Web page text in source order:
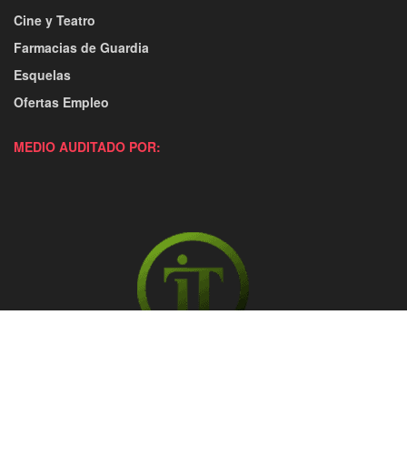
Cine y Teatro
Farmacias de Guardia
Esquelas
Ofertas Empleo
MEDIO AUDITADO POR: